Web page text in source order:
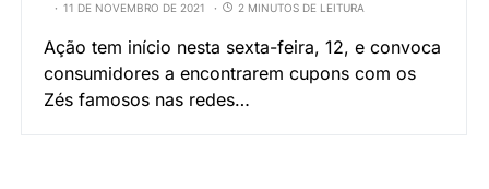
11 DE NOVEMBRO DE 2021
2 MINUTOS DE LEITURA
Ação tem início nesta sexta-feira, 12, e convoca
consumidores a encontrarem cupons com os
Zés famosos nas redes…